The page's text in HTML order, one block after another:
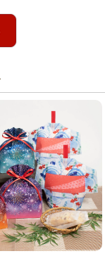
や持ち帰りに便利
サイズ感。
ただけます。